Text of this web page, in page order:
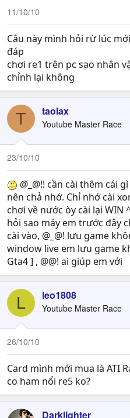
11/10/10
Câu này mình hỏi rừ lúc
đáp
chơi re1 trên pc sao nhân
chỉnh lại không
T taolax
Youtube Master Race
23/10/10
@_@!! cần cài thêm cái
nên chả nhớ. Chỉ nhớ cài
chơi về nước òy cài lại WIN
hỏi sao máy em trước đây
cài vào, @_@! lưu game
window live em lưu game
Gta4 ] , @@! ai giúp em với
L leo1808
Youtube Master Race
26/10/10
Card mình mới mua là ATI
co ham nổi re5 ko?
Darklighter